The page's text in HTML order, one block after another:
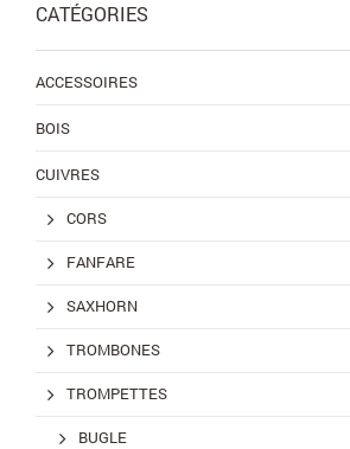
CATÉGORIES
ACCESSOIRES
BOIS
CUIVRES
CORS
FANFARE
SAXHORN
TROMBONES
TROMPETTES
BUGLE